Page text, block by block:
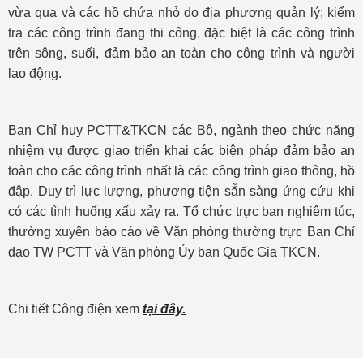
vừa qua và các hồ chứa nhỏ do địa phương quản lý; kiểm
tra các công trình đang thi công, đặc biệt là các công trình
trên sông, suối, đảm bảo an toàn cho công trình và người
lao động.
Ban Chỉ huy PCTT&TKCN các Bộ, ngành theo chức năng
nhiệm vụ được giao triển khai các biện pháp đảm bảo an
toàn cho các công trình nhất là các công trình giao thông, hồ
đập. Duy trì lực lượng, phương tiện sẵn sàng ứng cứu khi
có các tình huống xấu xảy ra. Tổ chức trực ban nghiêm túc,
thường xuyên báo cáo về Văn phòng thường trực Ban Chỉ
đạo TW PCTT và Văn phòng Ủy ban Quốc Gia TKCN.
Chi tiết Công điện xem tại đây.